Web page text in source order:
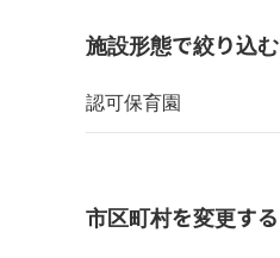
施設形態で絞り込む
認可保育園
市区町村を変更する